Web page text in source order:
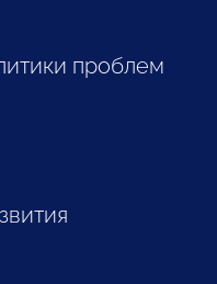
проблем